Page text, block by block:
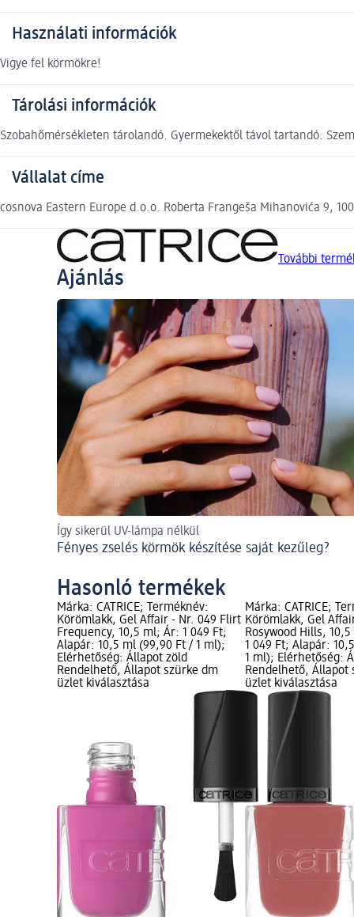
Használati információk
Vigye fel körmökre!
Tárolási információk
Szobahőmérsékleten tárolandó. Gyermekektől távol tartandó.
Vállalat címe
cosnova Eastern Europe d.o.o. Roberta Frangeša Mihanovića 9,
További
Ajánlás
Így sikerül UV-lámpa nélkül
Fényes zselés körmök készítése saját kezűleg?
Hasonló termékek
Márka: CATRICE; Terméknév:
Körömlakk, Gel Affair - Nr. 049 Flirt
Frequency, 10,5 ml; Ár: 1 049 Ft;
Alapár: 10,5 ml (99,90 Ft / 1 ml);
Elérhetőség: Állapot zöld
Rendelhető, Állapot szürke dm
üzlet kiválasztása
Márka: CATRICE;
Körömlakk, Gel
Rosywood Hills,
1 049 Ft; Alapár:
1 ml); Elérhetőség:
Rendelhető, Állapot
üzlet kiválasztása